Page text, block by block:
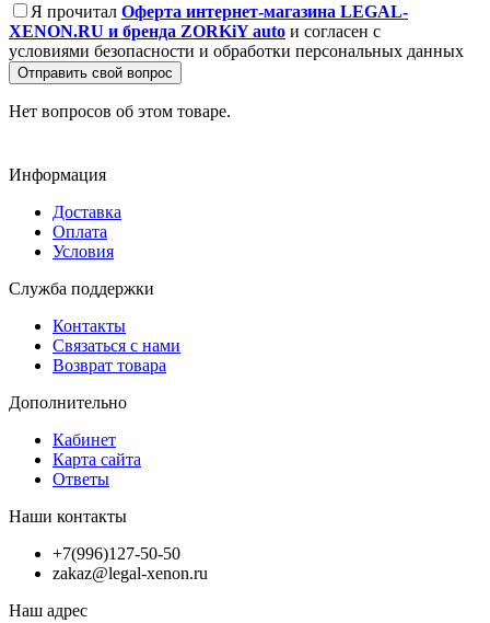
Я прочитал Оферта интернет-магазина LEGAL-
XENON.RU и бренда ZORKiY auto и согласен с
условиями безопасности и обработки персональных данных
Отправить свой вопрос
Нет вопросов об этом товаре.
Информация
Доставка
Оплата
Условия
Служба поддержки
Контакты
Связаться с нами
Возврат товара
Дополнительно
Кабинет
Карта сайта
Ответы
Наши контакты
+7(996)127-50-50
zakaz@legal-xenon.ru
Наш адрес